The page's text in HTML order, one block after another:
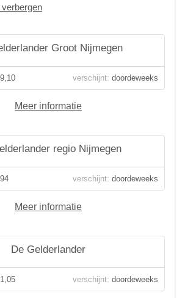
Groot Nijmegen
verschijnt: doordeweeks
Meer informatie
regio Nijmegen
verschijnt: doordeweeks
Meer informatie
De Gelderlander
verschijnt: doordeweeks